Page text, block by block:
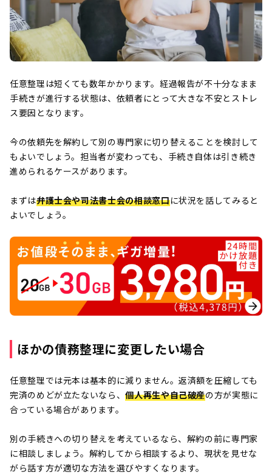
任意整理は短くても数年かかります。経過報告が不十分なまま
手続きが進行する状態は、依頼者にとって大きな不安とストレ
ス要因となります。
今の依頼先を解約して別の専門家に切り替えることを検討して
もよいでしょう。担当者が変わっても、手続き自体は引き続き
進められるケースがあります。
まずは弁護士会や司法書士会の相談窓口に状況を話してみると
よいでしょう。
ほかの債務整理に変更したい場合
任意整理では元本は基本的に減りません。返済額を圧縮しても
完済のめどが立たないなら、個人再生や自己破産の方が実態に
合っている場合があります。
別の手続きへの切り替えを考えているなら、解約の前に専門家
に相談しましょう。解約してから相談するより、現状を見せな
がら話す方が適切な方法を選びやすくなります。